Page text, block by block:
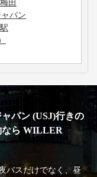
田
パン
パン (USJ)行きの
なら WILLER
バスだけでなく、昼